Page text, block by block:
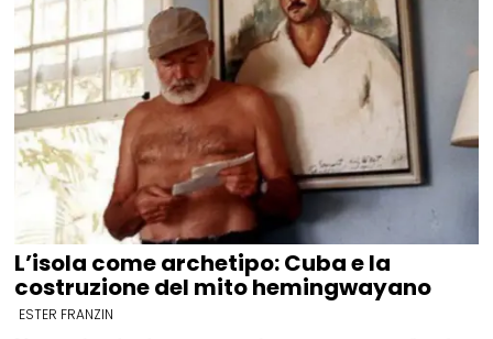
L’isola come archetipo: Cuba e la
costruzione del mito hemingwayano
ESTER FRANZIN